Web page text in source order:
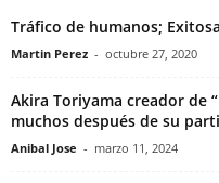
Tráfico de humanos;
Martin Perez - octubre 27, 2020
Akira Toriyama creador de
muchos después de su
Anibal Jose - marzo 11, 2024